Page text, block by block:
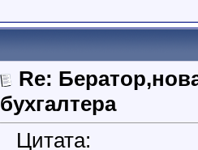
Re:
бухгалтера
Цитата: